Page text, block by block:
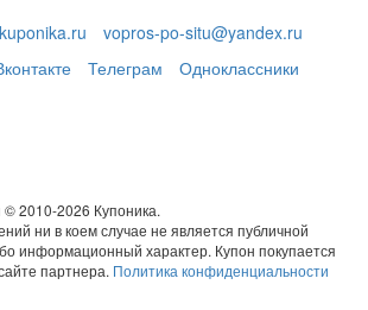
vopros-po-situ@yandex.ru
Телеграм
Одноклассники
2010-2026 Купоника.
ни в коем случае не является публичной
информационный характер. Купон покупается
партнера. Политика конфиденциальности